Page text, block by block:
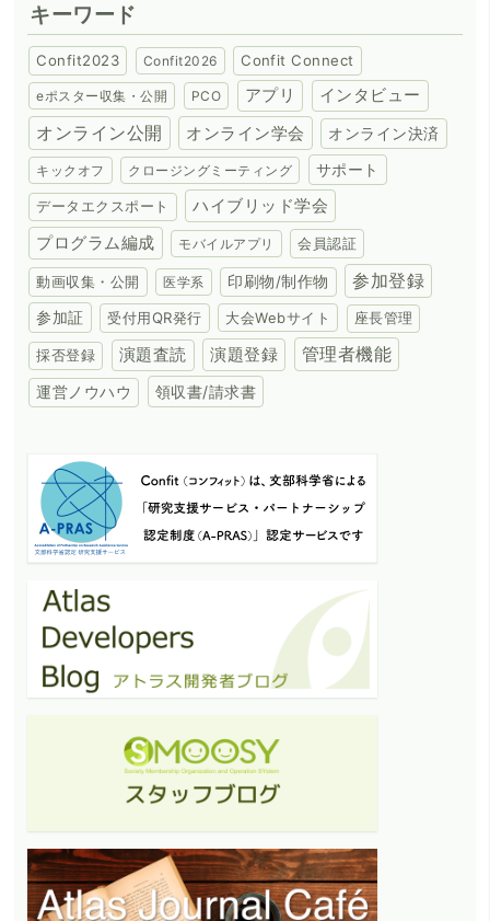
キーワード
Confit2023 Confit2026 Confit Connect
eポスター収集・公開 PCO アプリ インタビュー
オンライン公開 オンライン学会 オンライン決済
キックオフ クロージングミーティング サポート
データエクスポート
ハイブリッド学会
プログラム編成
モバイルアプリ 会員認証
動画収集・公開 医学系 印刷物/制作物 参加登録
参加証 受付用QR発行 大会Webサイト 座長管理
採否登録 演題査読 演題登録 管理者機能
運営ノウハウ 領収書/請求書